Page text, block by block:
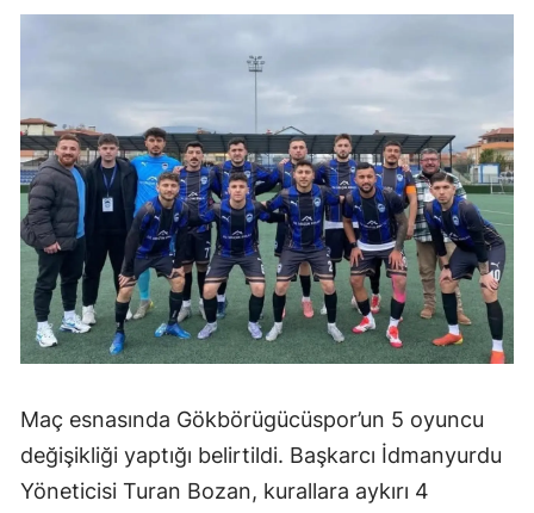
Maç esnasında Gökbörügücüspor’un 5 oyuncu
değişikliği yaptığı belirtildi. Başkarcı İdmanyurdu
Yöneticisi Turan Bozan, kurallara aykırı 4